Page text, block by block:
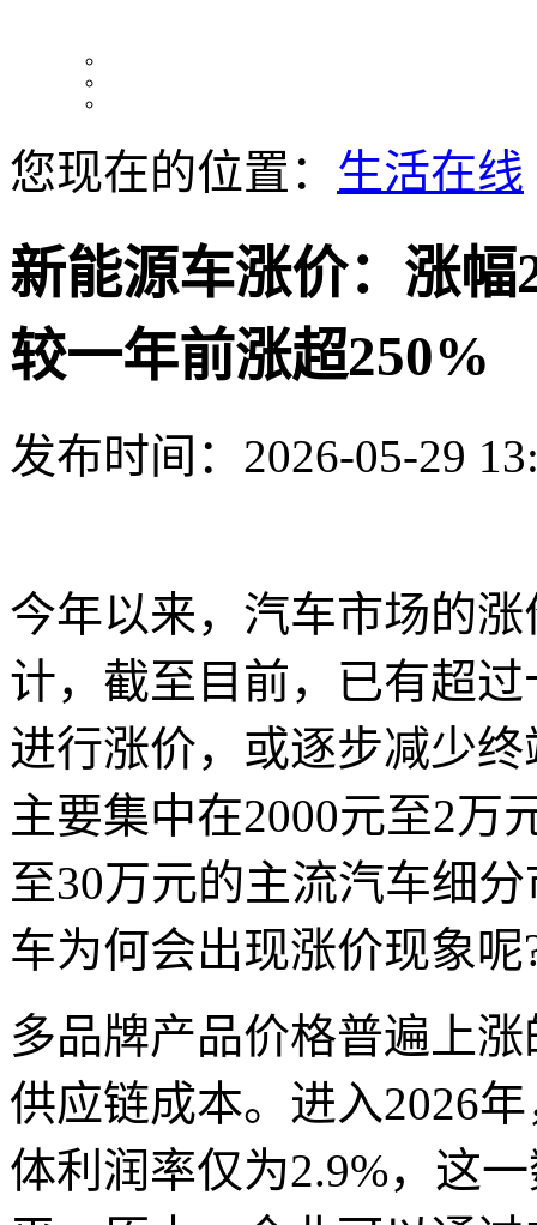
您现在的位置： 生活在线
新能源车涨价：涨幅
较一年前涨超250%
发布时间：2026-05-29
今年以来，汽车市场的
计，截至目前，已有超
进行涨价，或逐步减少
主要集中在2000元至2万
至30万元的主流汽车细
车为何会出现涨价现象
多品牌产品价格普遍上
供应链成本。进入2026
体利润率仅为2.9%，这